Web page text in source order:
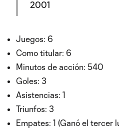
2001
Juegos: 6
Como titular: 6
Minutos de acción: 540
Goles: 3
Asistencias: 1
Triunfos: 3
Empates: 1 (Ganó el tercer